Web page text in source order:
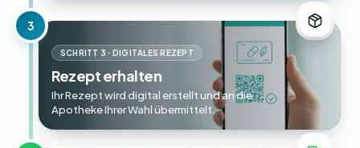
3
SCHRITT 3 · DIGITALES REZEPT
Rezept erhalten
Ihr Rezept wird digital erstellt und an die
Apotheke Ihrer Wahl übermittelt.